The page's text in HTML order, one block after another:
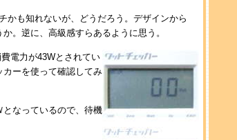
かも知れないが、どうだろう。デザインから
。逆に、高級感すらあるように思う。
電力が43Wとされてい
ーを使って確認してみ
なっているので、待機